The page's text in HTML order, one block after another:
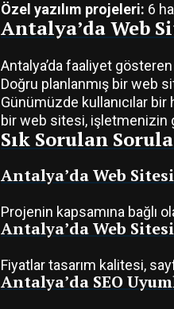
Özel yazılım projeleri: 6
Antalya’da Web
Antalya’da faaliyet
Doğru planlanmış bir web
Günümüzde kullanıcılar
bir web sitesi, işletmenizin
Sık Sorulan
Antalya’da Web
Projenin kapsamına bağlı
Antalya’da Web
Fiyatlar tasarım kalitesi,
Antalya’da SEO